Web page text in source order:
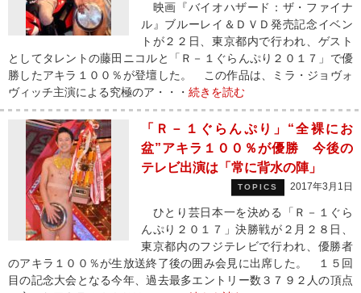
映画『バイオハザード：ザ・ファイナ
ル』ブルーレイ＆ＤＶＤ発売記念イベン
トが２２日、東京都内で行われ、ゲスト
としてタレントの藤田ニコルと「Ｒ－１ぐらんぷり２０１７」で優
勝したアキラ１００％が登壇した。 この作品は、ミラ・ジョヴォ
ヴィッチ主演による究極のア・・・ 続きを読む
「Ｒ－１ぐらんぷり」“全裸にお
盆”アキラ１００％が優勝 今後の
テレビ出演は「常に背水の陣」
TOPICS 2017年3月1日
ひとり芸日本一を決める「Ｒ－１ぐら
んぷり２０１７」決勝戦が２月２８日、
東京都内のフジテレビで行われ、優勝者
のアキラ１００％が生放送終了後の囲み会見に出席した。 １５回
目の記念大会となる今年、過去最多エントリー数３７９２人の頂点